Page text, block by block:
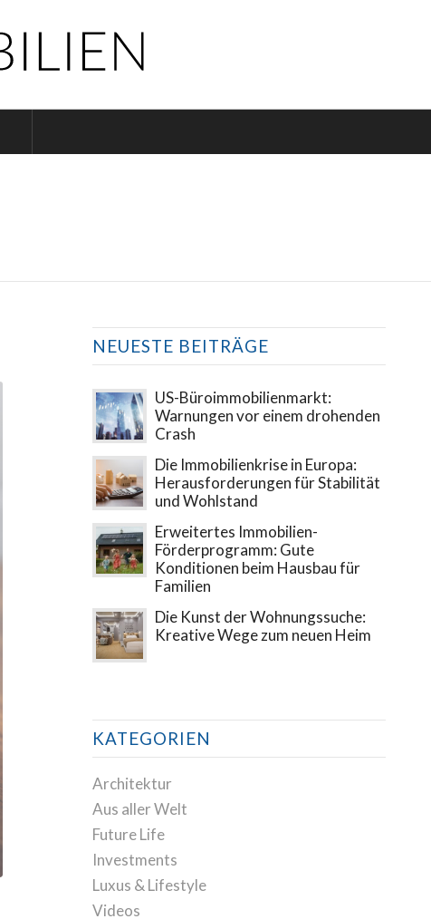
NEUESTE BEITRÄGE
US-Büroimmobilienmarkt:
Warnungen vor einem drohenden
Crash
Die Immobilienkrise in Europa:
Herausforderungen für Stabilität
und Wohlstand
Erweitertes Immobilien-
Förderprogramm: Gute
Konditionen beim Hausbau für
Familien
Die Kunst der Wohnungssuche:
Kreative Wege zum neuen Heim
KATEGORIEN
Architektur
Aus aller Welt
Future Life
Investments
Luxus & Lifestyle
Videos